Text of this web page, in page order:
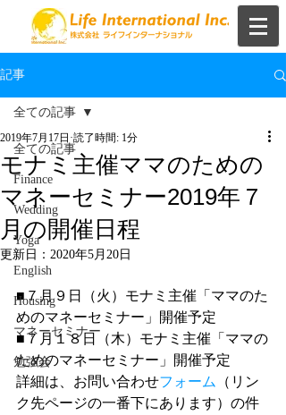
記事
全ての記事
Finance
Wedding
Yoga
English
Housing
マネーセミナー
勉強会
全ての記事
モナミ主催ママのための
マネーセミナー2019年７
月の開催日程
2019年7月17日 読了時間: 1分
更新日： 2020年5月20日
■７月９日（火）モナ​​ミ主催「ママのた
めのマネーセミナー」開催予定
■７月１８日（木）モナミ主催「ママの
ためのマネーセミナー」開催予定 ​
詳細は、お問い合わせフォーム
（リン
ク先ページの一番下にあります）の件